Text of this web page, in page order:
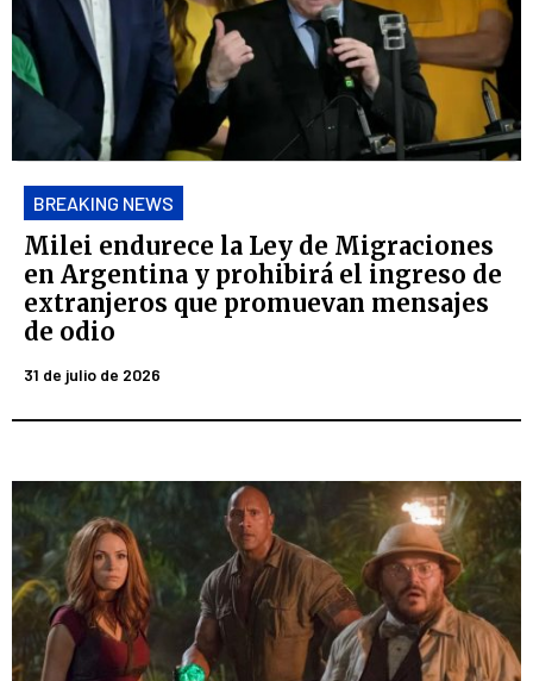
BREAKING NEWS
Milei endurece la Ley de Migraciones
en Argentina y prohibirá el ingreso de
extranjeros que promuevan mensajes
de odio
31 de julio de 2026